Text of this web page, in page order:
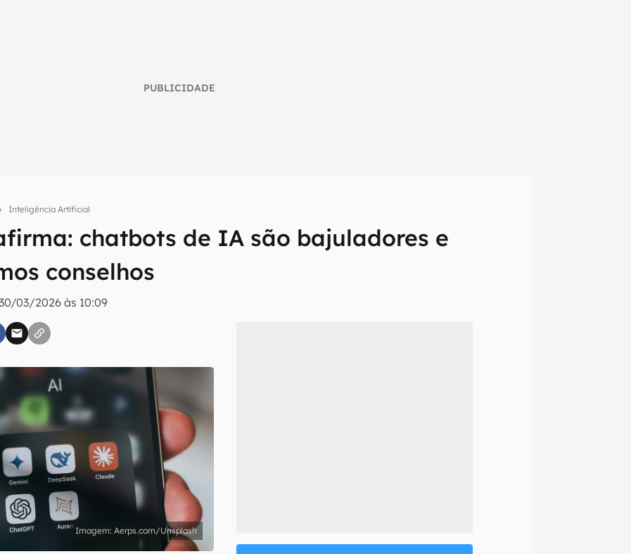
PUBLICIDADE
Inteligência Artificial
chatbots de IA são bajuladores e
conselhos
03/2026 às 10:09
do Canaltech e receba notícias e reviews sobre tecnologia em primeira
inscreva-se
aceito e concordo com os Termos de Uso e Política de Privacidade do Canaltech.
Aerps.com/Unsplash